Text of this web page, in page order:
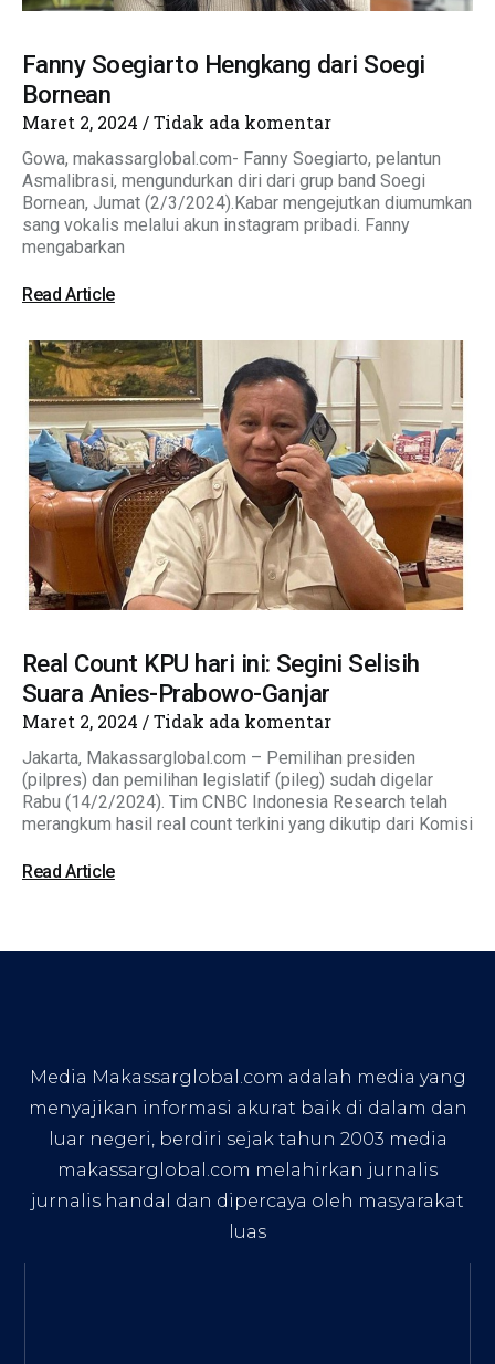
Fanny Soegiarto Hengkang dari Soegi
Bornean
Maret 2, 2024 Tidak ada komentar
Gowa, makassarglobal.com- Fanny Soegiarto, pelantun
Asmalibrasi, mengundurkan diri dari grup band Soegi
Bornean, Jumat (2/3/2024).Kabar mengejutkan diumumkan
sang vokalis melalui akun instagram pribadi. Fanny
mengabarkan
Read Article
Real Count KPU hari ini: Segini Selisih
Suara Anies-Prabowo-Ganjar
Maret 2, 2024 Tidak ada komentar
Jakarta, Makassarglobal.com – Pemilihan presiden
(pilpres) dan pemilihan legislatif (pileg) sudah digelar
Rabu (14/2/2024). Tim CNBC Indonesia Research telah
merangkum hasil real count terkini yang dikutip dari Komisi
Read Article
Media Makassarglobal.com adalah media yang
menyajikan informasi akurat baik di dalam dan
luar negeri, berdiri sejak tahun 2003 media
makassarglobal.com melahirkan jurnalis
jurnalis handal dan dipercaya oleh masyarakat
luas